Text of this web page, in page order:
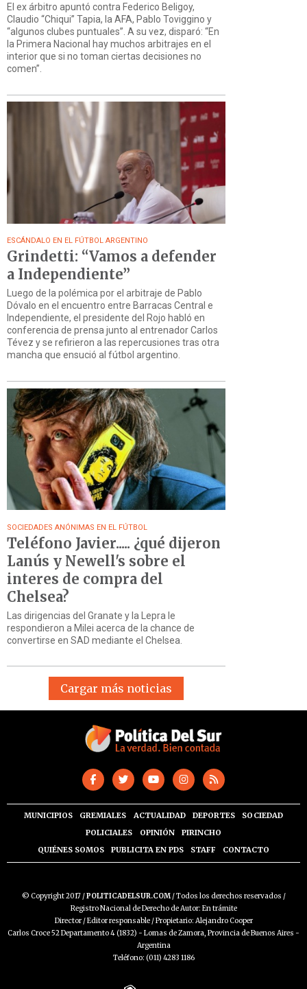
El ex árbitro apuntó contra Federico Beligoy,
Claudio “Chiqui” Tapia, la AFA, Pablo Toviggino y
“algunos clubes puntuales”. A su vez, disparó: “En
la Primera Nacional hay muchos arbitrajes en el
interior que si no toman ciertas decisiones no
comen”.
ESCÁNDALO EN EL FÚTBOL ARGENTINO
Grindetti: “Vamos a defender
a Independiente”
Luego de la polémica por el arbitraje de Pablo
Dóvalo en el encuentro entre Barracas Central e
Independiente, el presidente del Rojo habló en
conferencia de prensa junto al entrenador Carlos
Tévez y se refirieron a las repercusiones tras otra
mancha que ensució al fútbol argentino.
SOCIEDADES ANÓNIMAS EN EL FÚTBOL
Teléfono Javier..... ¿qué dijeron
Lanús y Newell's sobre el
interes de compra del
Chelsea?
Las dirigencias del Granate y la Lepra le
respondieron a Milei acerca de la chance de
convertirse en SAD mediante el Chelsea.
Cargar más noticias
MUNICIPIOS GREMIALES ACTUALIDAD DEPORTES
SOCIEDAD
POLICIALES
OPINIÓN
PIRINCHO
QUIÉNES SOMOS
PUBLICITA EN PDS STAFF CONTACTO
© Copyright 2017 /POLITICADELSUR.COM/ Todos los derechos reservados /
Registro Nacional de Derecho de Autor: En trámite
Director / Editor responsable / Propietario: Alejandro Cooper
Carlos Croce 52 Departamento 4 (1832) - Lomas de Zamora, Provincia de Buenos Aires -
Argentina
Teléfono: (011) 4283 1186